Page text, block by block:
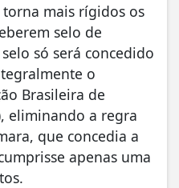
torna mais rígidos os
selo de
só será concedido
o
Brasileira de
eliminando a regra
que concedia a
apenas uma